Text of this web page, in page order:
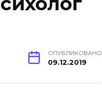
ОПУБЛИКОВАНО
09.12.2019